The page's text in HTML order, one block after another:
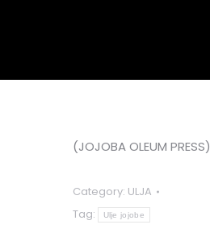
(JOJOBA OLEUM PRESS)
Category: ULJA
Tag:
Ulje jojobe